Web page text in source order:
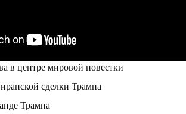
в центре мировой повестки
сделки Трампа
Трампа